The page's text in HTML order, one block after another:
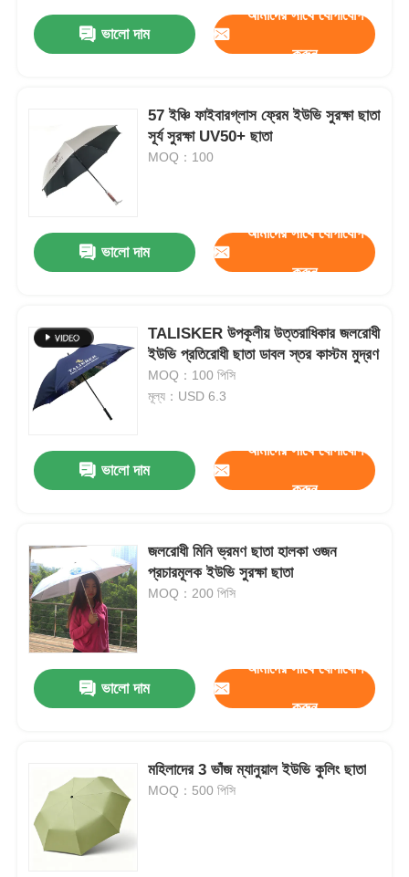
ভালো দাম
আমাদের সাথে যোগাযোগ
করুন
57 ইঞ্চি ফাইবারগ্লাস ফ্রেম ইউভি সুরক্ষা ছাতা
সূর্য সুরক্ষা UV50+ ছাতা
MOQ：100
ভালো দাম
আমাদের সাথে যোগাযোগ
করুন
TALISKER উপকূলীয় উত্তরাধিকার জলরোধী
ইউভি প্রতিরোধী ছাতা ডাবল স্তর কাস্টম মুদ্রণ
MOQ：100 পিসি
মূল্য：USD 6.3
ভালো দাম
আমাদের সাথে যোগাযোগ
করুন
জলরোধী মিনি ভ্রমণ ছাতা হালকা ওজন
প্রচারমূলক ইউভি সুরক্ষা ছাতা
MOQ：200 পিসি
ভালো দাম
আমাদের সাথে যোগাযোগ
করুন
মহিলাদের 3 ভাঁজ ম্যানুয়াল ইউভি কুলিং ছাতা
MOQ：500 পিসি